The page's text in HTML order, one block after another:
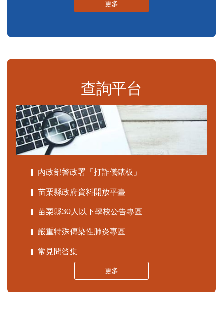
更多
查詢平台
內政部警政署「打詐儀錶板」
苗栗縣政府資料開放平臺
苗栗縣30人以下學校公告專區
嚴重特殊傳染性肺炎專區
常見問答集
更多